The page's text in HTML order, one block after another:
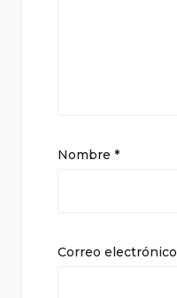
Nombre *
Correo electrónico